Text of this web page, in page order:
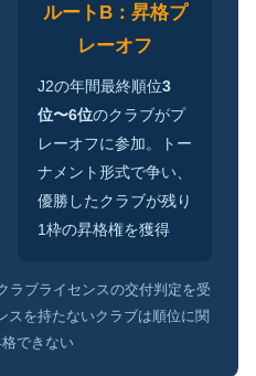
ルートB：昇格プ
レーオフ
J2の年間最終順位3
位〜6位のクラブがプ
レーオフに参加。トー
ナメント形式で争い、
優勝したクラブが残り
1枠の昇格権を獲得
ブライセンスの交付判定を受
スを持たないクラブは順位に関
できない